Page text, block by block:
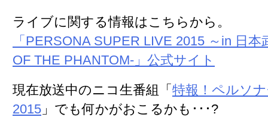
ライブに関する情報はこちらから。
「PERSONA SUPER LIVE 2015 ～in 日本
OF THE PHANTOM-」公式サイト
現在放送中のニコ生番組「 特報！ペルソ
2015 」でも何かがおこるかも･･･?